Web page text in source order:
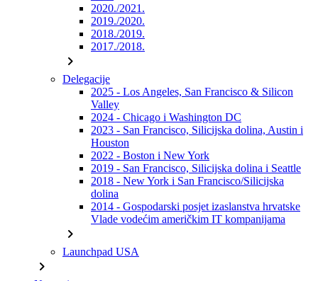
2020./2021.
2019./2020.
2018./2019.
2017./2018.
chevron_right
Delegacije
2025 - Los Angeles, San Francisco & Silicon
Valley
2024 - Chicago i Washington DC
2023 - San Francisco, Silicijska dolina, Austin i
Houston
2022 - Boston i New York
2019 - San Francisco, Silicijska dolina i Seattle
2018 - New York i San Francisco/Silicijska
dolina
2014 - Gospodarski posjet izaslanstva hrvatske
Vlade vodećim američkim IT kompanijama
chevron_right
Launchpad USA
chevron_right